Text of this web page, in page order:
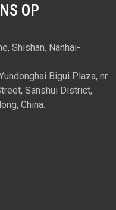
OP
Shishan, Nanhai-
Bigui Plaza, nr.
Sanshui District,
China.